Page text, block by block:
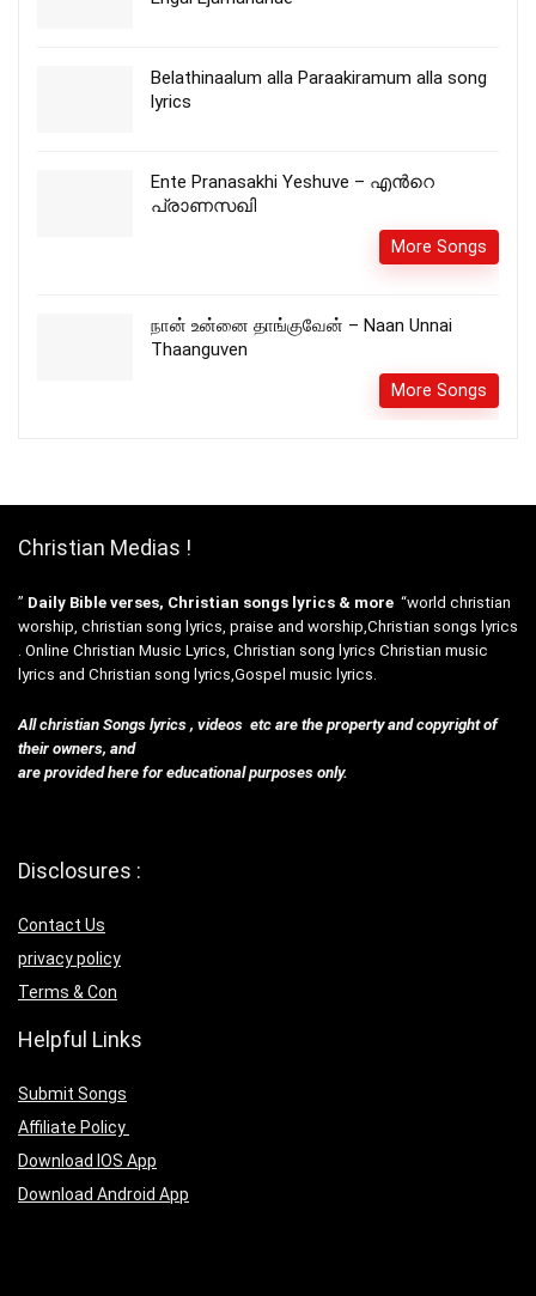
Belathinaalum alla Paraakiramum alla song
lyrics
Ente Pranasakhi Yeshuve – എന്‍റെ
പ്രാണസഖി
More Songs
நான் உன்னை தாங்குவேன் – Naan Unnai
Thaanguven
More Songs
Christian Medias !
” Daily Bible verses, Christian songs lyrics & more “world christian
worship, christian song lyrics, praise and worship,Christian songs lyrics
. Online Christian Music Lyrics, Christian song lyrics Christian music
lyrics and Christian song lyrics,Gospel music lyrics.
All christian Songs lyrics , videos etc are the property and copyright of
their owners, and
are provided here for educational purposes only.
Disclosures :
Contact Us
privacy policy
Terms & Con
Helpful Links
Submit Songs
Affiliate Policy
Download IOS App
Download Android App